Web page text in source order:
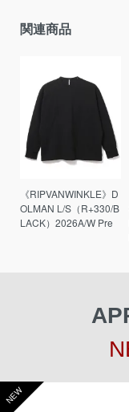
関連商品
《RIPVANWINKLE》D
OLMAN L/S（R+330/B
LACK）2026A/W Pre
NEW